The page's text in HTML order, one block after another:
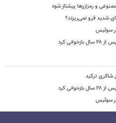
و رمزارزها پیشتاز شود
شدید فرو نمی‌ریزند؟
سوئیس
کرد
ترکید
کرد
سوئیس